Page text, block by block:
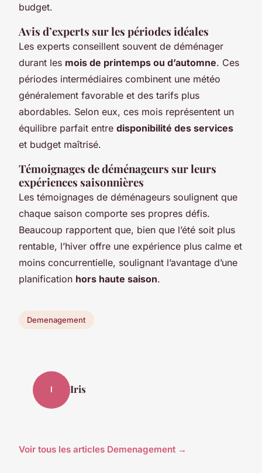
budget.
Avis d’experts sur les périodes idéales
Les experts conseillent souvent de déménager
durant les mois de printemps ou d’automne. Ces
périodes intermédiaires combinent une météo
généralement favorable et des tarifs plus
abordables. Selon eux, ces mois représentent un
équilibre parfait entre disponibilité des services
et budget maîtrisé.
Témoignages de déménageurs sur leurs
expériences saisonnières
Les témoignages de déménageurs soulignent que
chaque saison comporte ses propres défis.
Beaucoup rapportent que, bien que l’été soit plus
rentable, l’hiver offre une expérience plus calme et
moins concurrentielle, soulignant l’avantage d’une
planification hors haute saison.
Demenagement
I Iris
Voir tous les articles Demenagement →